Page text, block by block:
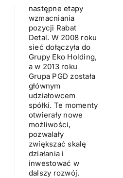
następne etapy
wzmacniania
pozycji Rabat
Detal. W 2008 roku
sieć dołączyła do
Grupy Eko Holding,
a w 2013 roku
Grupa PGD została
głównym
udziałowcem
spółki. Te momenty
otwierały nowe
możliwości,
pozwalały
zwiększać skalę
działania i
inwestować w
dalszy rozwój.